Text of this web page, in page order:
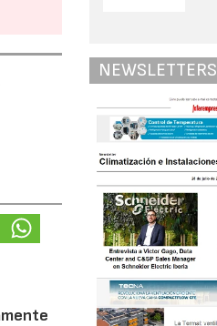
NEWSLETTERS